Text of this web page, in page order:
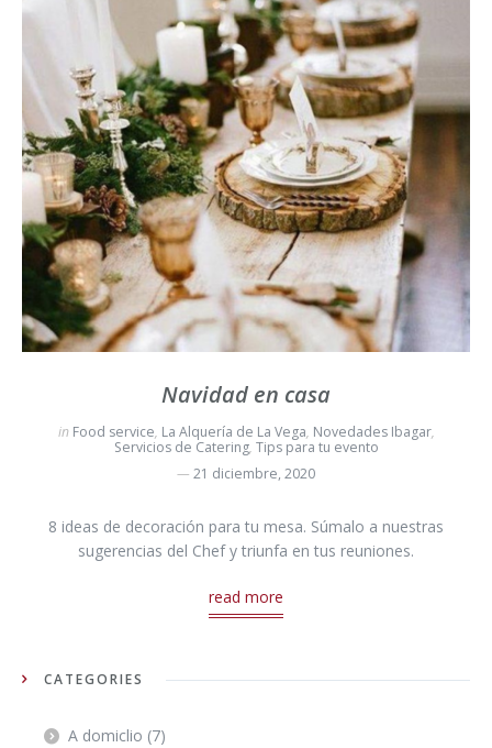
Navidad en casa
in Food service, La Alquería de La Vega, Novedades Ibagar,
Servicios de Catering, Tips para tu evento
21 diciembre, 2020
8 ideas de decoración para tu mesa. Súmalo a nuestras
sugerencias del Chef y triunfa en tus reuniones.
read more
CATEGORIES
A domiclio (7)